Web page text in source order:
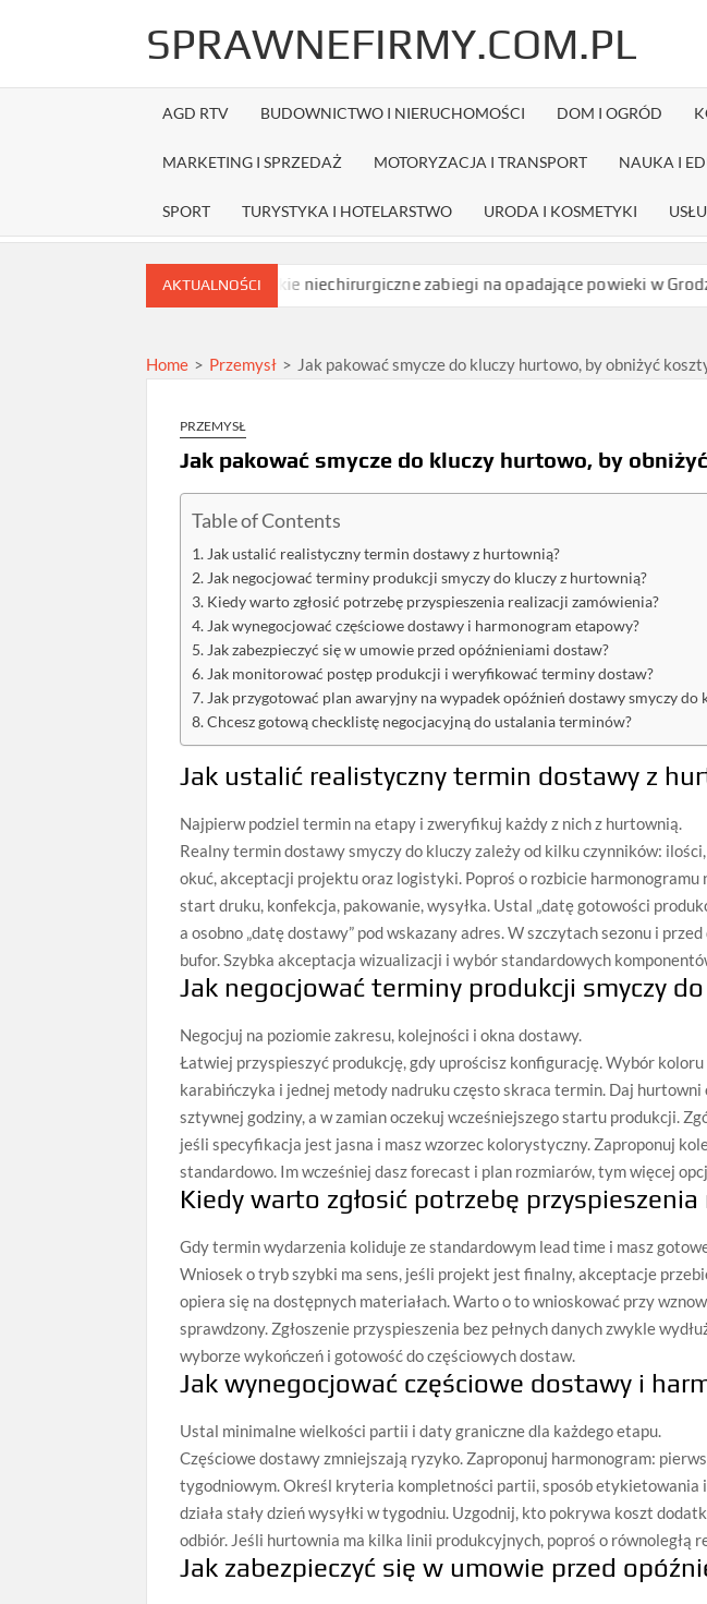
SPRAWNEFIRMY.COM.PL
AGD RTV BUDOWNICTWO I NIERUCHOMOŚCI DOM I OGRÓD
MARKETING I SPRZEDAŻ MOTORYZACJA I TRANSPORT NAUKA I
SPORT TURYSTYKA I HOTELARSTWO URODA I KOSMETYKI
AKTUALNOŚCI
Jakie niechirurgiczne zabiegi na opadające powieki w Grodzisku
Home > Przemysł > Jak pakować smycze do kluczy hurtowo, by obniżyć
PRZEMYSŁ
Jak pakować smycze do kluczy hurtowo, by
Table of Contents
Jak ustalić realistyczny termin dostawy z hurtownią?
Jak negocjować terminy produkcji smyczy do kluczy z hurtownią?
Kiedy warto zgłosić potrzebę przyspieszenia realizacji zamówienia?
Jak wynegocjować częściowe dostawy i harmonogram etapowy?
Jak zabezpieczyć się w umowie przed opóźnieniami dostaw?
Jak monitorować postęp produkcji i weryfikować terminy dostaw?
Jak przygotować plan awaryjny na wypadek opóźnień dostawy smyczy do
Chcesz gotową checklistę negocjacyjną do ustalania terminów?
Jak ustalić realistyczny termin dostawy z
Najpierw podziel termin na etapy i zweryfikuj każdy z nich z hurtownią.
Realny termin dostawy smyczy do kluczy zależy od kilku czynników:
okuć, akceptacji projektu oraz logistyki. Poproś o rozbicie
start druku, konfekcja, pakowanie, wysyłka. Ustal „datę gotowości
a osobno „datę dostawy” pod wskazany adres. W szczytach sezonu i
bufor. Szybka akceptacja wizualizacji i wybór standardowych
Jak negocjować terminy produkcji smyczy
Negocjuj na poziomie zakresu, kolejności i okna dostawy.
Łatwiej przyspieszyć produkcję, gdy uprościsz konfigurację. Wybór
karabińczyka i jednej metody nadruku często skraca termin. Daj hurtowni
sztywnej godziny, a w zamian oczekuj wcześniejszego startu produkcji.
jeśli specyfikacja jest jasna i masz wzorzec kolorystyczny. Zaproponuj
standardowo. Im wcześniej dasz forecast i plan rozmiarów, tym więcej
Kiedy warto zgłosić potrzebę
Gdy termin wydarzenia koliduje ze standardowym lead time i masz
Wniosek o tryb szybki ma sens, jeśli projekt jest finalny, akceptacje
opiera się na dostępnych materiałach. Warto o to wnioskować przy
sprawdzony. Zgłoszenie przyspieszenia bez pełnych danych zwykle
wyborze wykończeń i gotowość do częściowych dostaw.
Jak wynegocjować częściowe dostawy i
Ustal minimalne wielkości partii i daty graniczne dla każdego etapu.
Częściowe dostawy zmniejszają ryzyko. Zaproponuj harmonogram:
tygodniowym. Określ kryteria kompletności partii, sposób
działa stały dzień wysyłki w tygodniu. Uzgodnij, kto pokrywa koszt
odbiór. Jeśli hurtownia ma kilka linii produkcyjnych, poproś o równoległą
Jak zabezpieczyć się w umowie przed